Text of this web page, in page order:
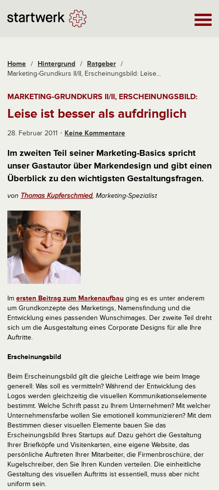
Home / Hintergrund / Ratgeber /
Marketing-Grundkurs II/II, Erscheinungsbild: Leise...
MARKETING-GRUNDKURS II/II, ERSCHEINUNGSBILD:
Leise ist besser als aufdringlich
28. Februar 2011 Keine Kommentare
Im zweiten Teil seiner Marketing-Basics spricht
unser Gastautor über Markendesign und gibt einen
Überblick zu den wichtigsten Gestaltungsfragen.
von Thomas Kupferschmied, Marketing-Spezialist
Im ersten Beitrag zum Markenaufbau ging es es unter anderem
um Grundkonzepte des Marketings, Namensfindung und die
Entwicklung eines passenden Wunschimages. Der zweite Teil dreht
sich um die Ausgestaltung eines Corporate Designs für alle Ihre
Auftritte.
Erscheinungsbild
Beim Erscheinungsbild gilt die gleiche Leitfrage wie beim Image
generell: Was soll es vermitteln? Während der Entwicklung des
Logos werden gleichzeitig die visuellen Kommunikationselemente
bestimmt. Welche Schrift passt zu Ihrem Unternehmen? Mit welcher
Unternehmensfarbe wollen Sie emotionell kommunizieren? Mit dem
Bestimmen dieser visuellen Elemente bauen Sie das
Erscheinungsbild Ihres Startups auf. Dazu gehört die Gestaltung
Ihrer Briefköpfe und Visitenkarten, eine eigene Website, das
persönliche Auftreten Ihrer Mitarbeiter, die Firmenbroschüre, der
Kugelschreiber, den Sie Ihren Kunden verteilen. Die einheitliche
Gestaltung des visuellen Auftritts ist essentiell, muss aber nicht
uniform sein.